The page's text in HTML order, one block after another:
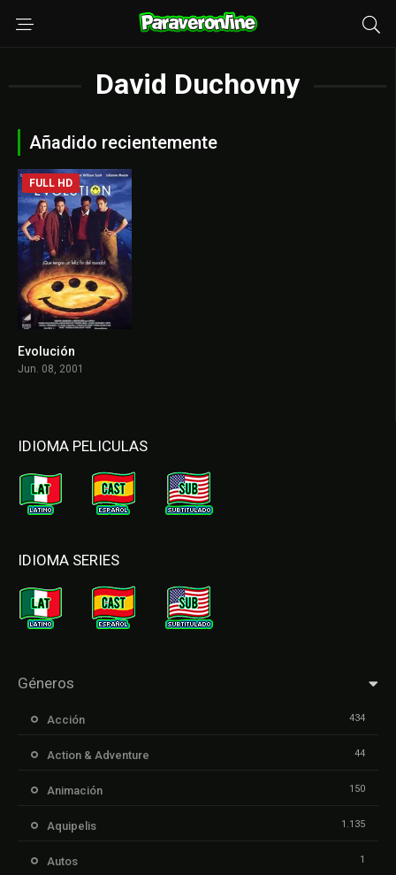
David Duchovny
Añadido recientemente
FULL HD
Evolución
Jun. 08, 2001
IDIOMA PELICULAS
IDIOMA SERIES
Géneros
Acción 434
Action & Adventure 44
Animación 150
Aquipelis 1.135
Autos 1